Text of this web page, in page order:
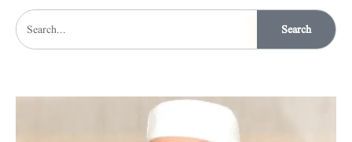
Search